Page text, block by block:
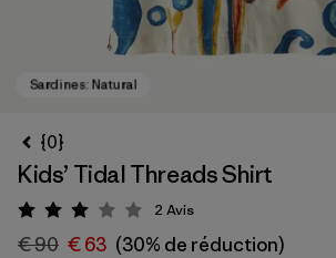
{0}
Kids’ Tidal Threads Shirt
Évaluation: 3 / 5
2 Avis
€ 90 € 63 (30% de réduction)